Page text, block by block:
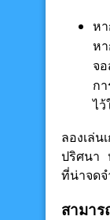
ห
ห
จ
ก
ไว้
ลองเล่
ปริศนา
ที่น่าจดจ
สามาร